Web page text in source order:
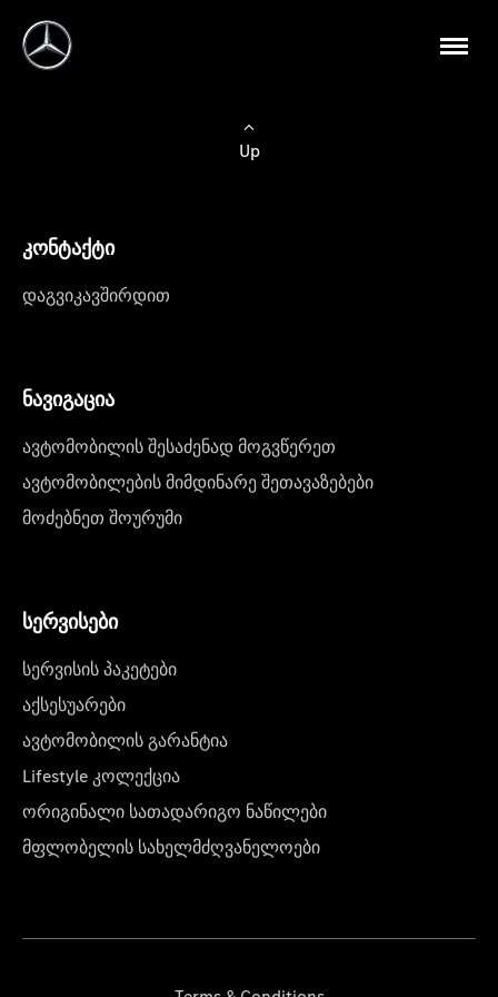
Up
კონტაქტი
დაგვიკავშირდით
ნავიგაცია
ავტომობილის შესაძენად მოგვწერეთ
ავტომობილების მიმდინარე შეთავაზებები
მოძებნეთ შოურუმი
სერვისები
სერვისის პაკეტები
აქსესუარები
ავტომობილის გარანტია
Lifestyle კოლექცია
ორიგინალი სათადარიგო ნაწილები
მფლობელის სახელმძღვანელოები